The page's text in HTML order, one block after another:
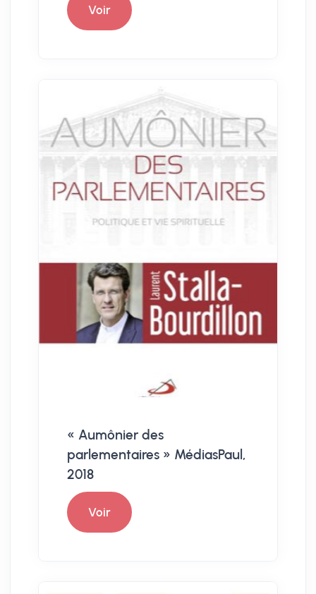
Voir
« Aumônier des
parlementaires » MédiasPaul,
2018
Voir